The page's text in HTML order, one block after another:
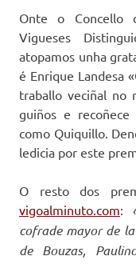
Onte o Concello
Vigueses
atopamos unha
é Enrique Landesa
traballo veciñal no
guiños e
como Quiquillo.
ledicia por este
O resto dos
vigoalminuto.com:
cofrade mayor de
de Bouzas,